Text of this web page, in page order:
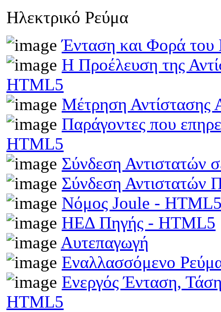
Ηλεκτρικό Ρεύμα
Ένταση και Φορά του
Η Προέλευση της
HTML5
Μέτρηση Αντίστασης
Παράγοντες που
HTML5
Σύνδεση Αντιστατών
Σύνδεση
Νόμος Joule -
ΗΕΔ Πηγής - HTML5
Αυτεπαγωγή
Εναλλασσόμενο
Ενεργός Ένταση,
HTML5